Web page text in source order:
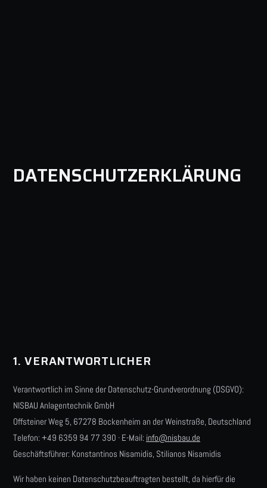
DATENSCHUTZ­ERKLÄRUNG
1. VERANTWORTLICHER
Verantwortlich im Sinne der Datenschutz-Grundverordnung (DSGVO):
NISBAU Anlagentechnik GmbH
Offsteiner Weg 5, 67278 Bockenheim an der Weinstraße, Deutschland
Telefon: +49 6359 94 77 390 · E-Mail: info@nisbau.de
Geschäftsführer: Konstantinos Nisamidis, Stilianos Nisamidis
Wir haben keinen Datenschutzbeauftragten bestellt, da hierfür die